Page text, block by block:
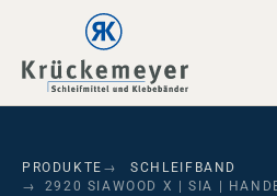
Skip to main navigation
Skip to main content
Skip to page footer
PRODUKTE
SCHLEIFBAND
2920 SIAWOOD X | SIA |